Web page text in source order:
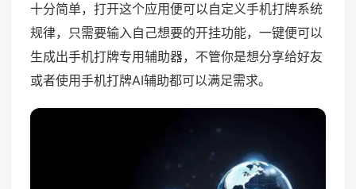
十分简单，打开这个应用便可以自定义手机打牌系统
规律，只需要输入自己想要的开挂功能，一键便可以
生成出手机打牌专用辅助器，不管你是想分享给好友
或者使用手机打牌AI辅助都可以满足需求。